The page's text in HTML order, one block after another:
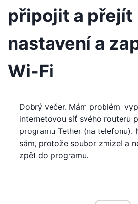
připojit a přejít
nastavení a
Wi-Fi
Dobrý večer. Mám problém,
internetovou síť svého routeru
programu Tether (na telefonu).
sám, protože soubor zmizel a
zpět do programu.